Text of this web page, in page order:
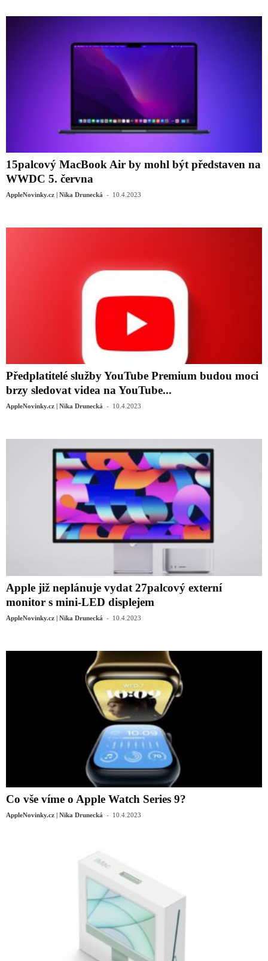
15palcový MacBook Air by mohl být představen na
WWDC 5. června
AppleNovinky.cz | Nika Drunecká - 10.4.2023
Předplatitelé služby YouTube Premium budou moci
brzy sledovat videa na YouTube...
AppleNovinky.cz | Nika Drunecká - 10.4.2023
Apple již neplánuje vydat 27palcový externí
monitor s mini-LED displejem
AppleNovinky.cz | Nika Drunecká - 10.4.2023
Co vše víme o Apple Watch Series 9?
AppleNovinky.cz | Nika Drunecká - 10.4.2023